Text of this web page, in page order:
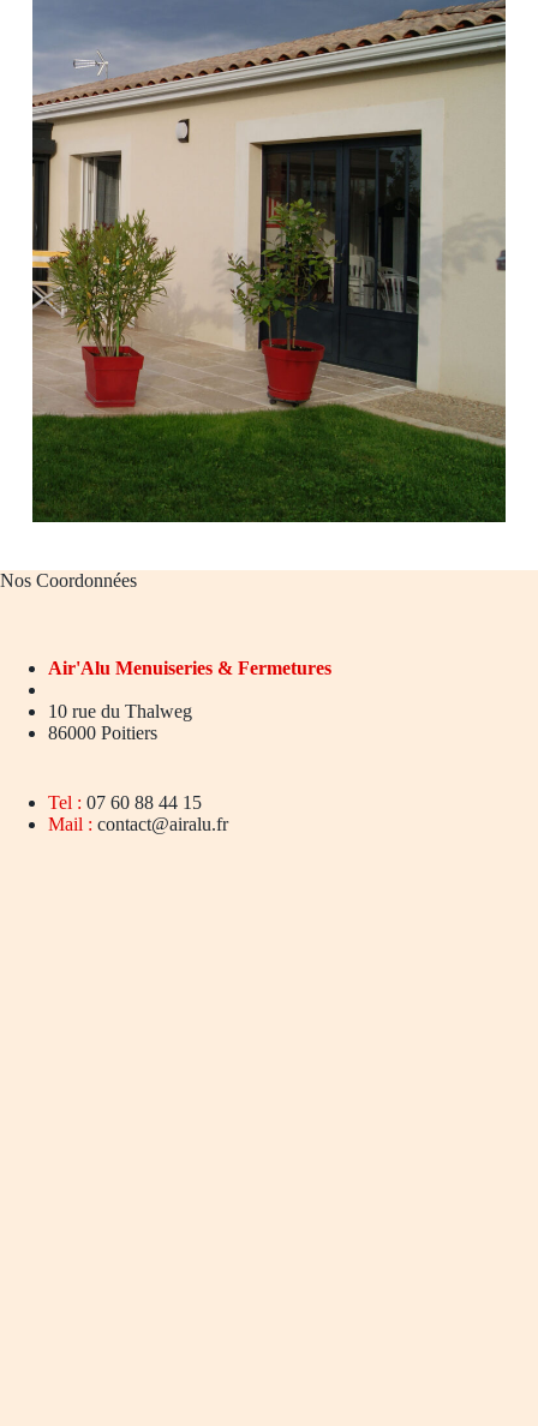
Nos Coordonnées
Air'Alu Menuiseries & Fermetures
10 rue du Thalweg
86000 Poitiers
Tel : 07 60 88 44 15
Mail : contact@airalu.fr